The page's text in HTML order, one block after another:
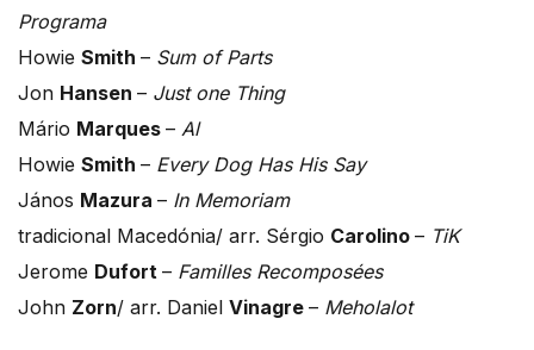
Programa
Howie Smith – Sum of Parts
Jon Hansen – Just one Thing
Mário Marques – Al
Howie Smith – Every Dog Has His Say
János Mazura – In Memoriam
tradicional Macedónia/ arr. Sérgio Carolino – TiK
Jerome Dufort – Familles Recomposées
John Zorn/ arr. Daniel Vinagre – Meholalot